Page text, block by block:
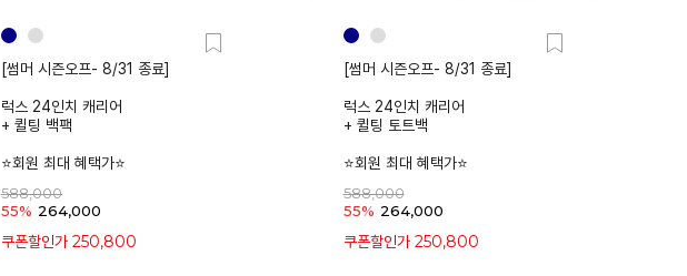
[썸머 시즌오프- 8/31 종료]
럭스 24인치 캐리어
+ 퀼팅 백팩
⭐회원 최대 혜택가⭐
588,000
55% 264,000
쿠폰할인가 250,800
[썸머 시즌오프- 8/31 종료]
럭스 24인치 캐리어
+ 퀼팅 토트백
⭐회원 최대 혜택가⭐
588,000
55% 264,000
쿠폰할인가 250,800